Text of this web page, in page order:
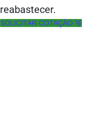
reabastecer.
SOLICITAR COTAÇÃO